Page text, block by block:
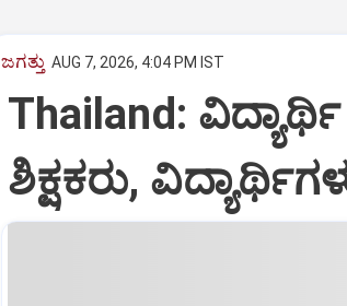
ಜಗತ್ತು AUG 7, 2026, 4:04 PM IST
Thailand:
ಶಿಕ್ಷಕರು,